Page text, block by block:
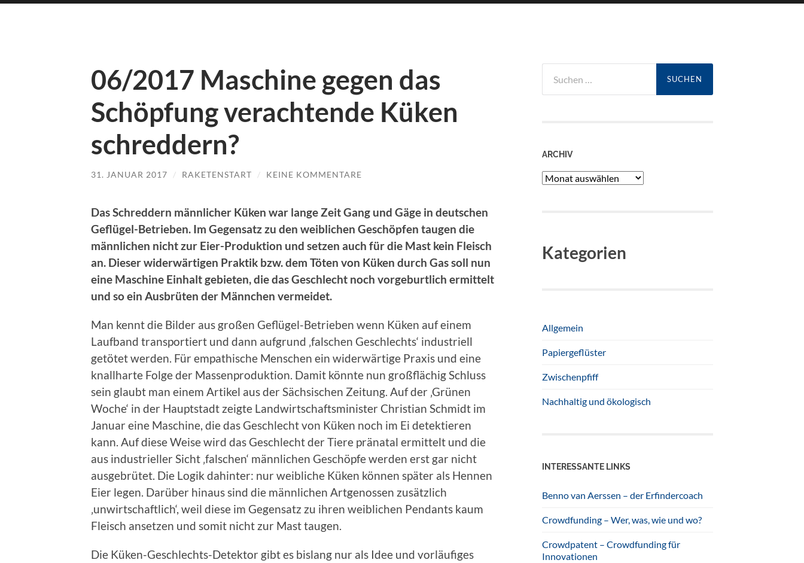
06/2017 Maschine gegen das
Schöpfung verachtende Küken
schreddern?
31. JANUAR 2017 / RAKETENSTART / KEINE KOMMENTARE
Das Schreddern männlicher Küken war lange Zeit Gang und Gäge in deutschen
Geflügel-Betrieben. Im Gegensatz zu den weiblichen Geschöpfen taugen die
männlichen nicht zur Eier-Produktion und setzen auch für die Mast kein Fleisch
an. Dieser widerwärtigen Praktik bzw. dem Töten von Küken durch Gas soll nun
eine Maschine Einhalt gebieten, die das Geschlecht noch vorgeburtlich ermittelt
und so ein Ausbrüten der Männchen vermeidet.
Man kennt die Bilder aus großen Geflügel-Betrieben wenn Küken auf einem
Laufband transportiert und dann aufgrund ‚falschen Geschlechts‘ industriell
getötet werden. Für empathische Menschen ein widerwärtige Praxis und eine
knallharte Folge der Massenproduktion. Damit könnte nun großflächig Schluss
sein glaubt man einem Artikel aus der Sächsischen Zeitung. Auf der ‚Grünen
Woche‘ in der Hauptstadt zeigte Landwirtschaftsminister Christian Schmidt im
Januar eine Maschine, die das Geschlecht von Küken noch im Ei detektieren
kann. Auf diese Weise wird das Geschlecht der Tiere pränatal ermittelt und die
aus industrieller Sicht ‚falschen‘ männlichen Geschöpfe werden erst gar nicht
ausgebrütet. Die Logik dahinter: nur weibliche Küken können später als Hennen
Eier legen. Darüber hinaus sind die männlichen Artgenossen zusätzlich
‚unwirtschaftlich‘, weil diese im Gegensatz zu ihren weiblichen Pendants kaum
Fleisch ansetzen und somit nicht zur Mast taugen.
Die Küken-Geschlechts-Detektor gibt es bislang nur als Idee und vorläufiges
nach:
ARCHIV
Archiv
Kategorien
Allgemein
Papiergeflüster
Zwischenpfiff
Nachhaltig und ökologisch
INTERESSANTE LINKS
Benno van Aerssen – der Erfindercoach
Crowdfunding – Wer, was, wie und wo?
Crowdpatent – Crowdfunding für
Innovationen